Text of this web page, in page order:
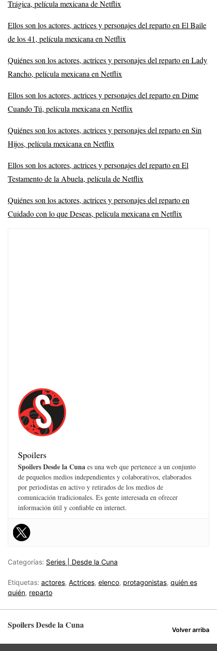
Trágica, película mexicana de Netflix
Ellos son los actores, actrices y personajes del reparto en El Baile
de los 41, película mexicana en Netflix
Quiénes son los actores, actrices y personajes del reparto en Lady
Rancho, película mexicana en Netflix
Ellos son los actores, actrices y personajes del reparto en Dime
Cuando Tú, película mexicana en Netflix
Quiénes son los actores, actrices y personajes del reparto en Sin
Hijos, película mexicana en Netflix
Ellos son los actores, actrices y personajes del reparto en El
Testamento de la Abuela, película de Netflix
Quiénes son los actores, actrices y personajes del reparto en
Cuidado con lo que Deseas, película mexicana en Netflix
Spoilers
Spoilers Desde la Cuna es una web que pertenece a un conjunto
de pequeños medios independientes y colaborativos, elaborados
por periodistas en activo y retirados de los medios de
comunicación tradicionales. Es gente interesada en ofrecer
información útil y confiable en internet.
Categorías: Series | Desde la Cuna
Etiquetas: actores, Actrices, elenco, protagonistas, quién es
quién, reparto
Spoilers Desde la Cuna Volver arriba